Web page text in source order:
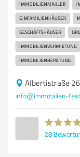
IMMOBILIENMAKLER
EINFAMILIENHÄUSER
GESCHÄFTSHÄUSER
IMMOBILIENVERMIETUNG
IMMOBILIENBERATUNG
Albertistraße
info@immobilien-
28